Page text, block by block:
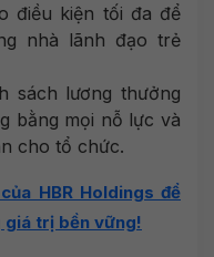
điều kiện tối đa để
nhà lãnh đạo trẻ
sách lương thưởng
bằng mọi nỗ lực và
cho tổ chức.
HBR Holdings để
giá trị bền vững!